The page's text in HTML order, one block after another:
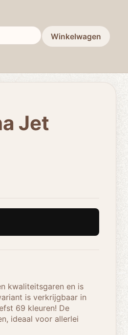
Winkelwagen
Jet
kwaliteitsgaren en is
is verkrijgbaar in
69 kleuren! De
ideaal voor allerlei